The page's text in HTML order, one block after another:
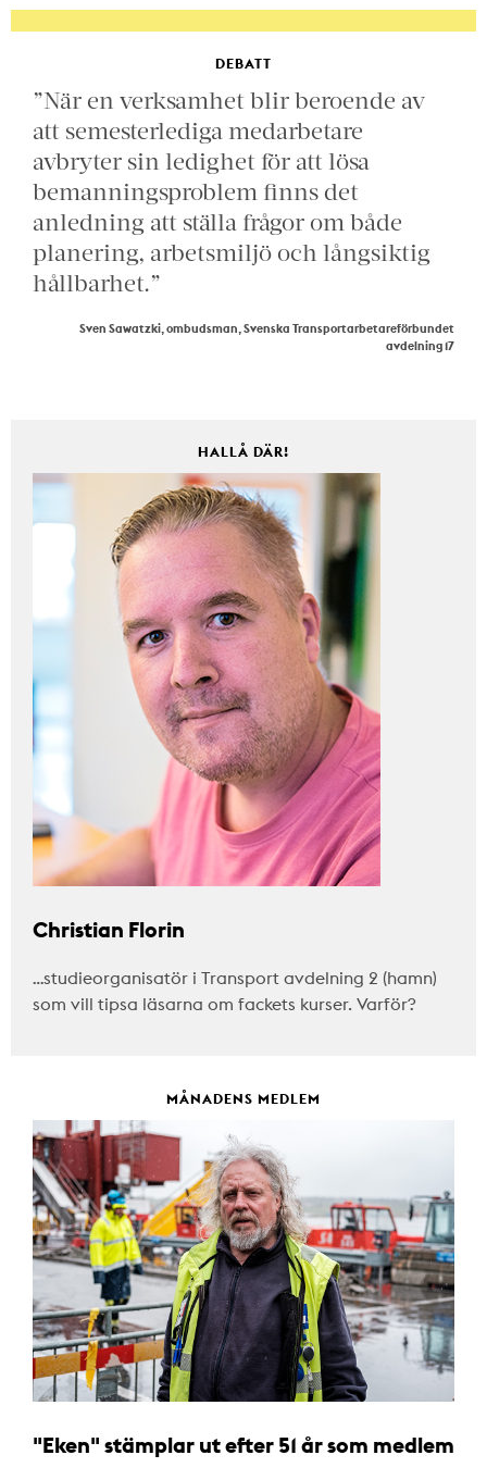
DEBATT
”När en verksamhet blir beroende av
att semesterlediga medarbetare
avbryter sin ledighet för att lösa
bemanningsproblem finns det
anledning att ställa frågor om både
planering, arbetsmiljö och långsiktig
hållbarhet.”
Sven Sawatzki, ombudsman, Svenska Transportarbetareförbundet
avdelning 17
HALLÅ DÄR!
Christian Florin
…studieorganisatör i Transport avdelning 2 (hamn)
som vill tipsa läsarna om fackets kurser. Varför?
MÅNADENS MEDLEM
"Eken" stämplar ut efter 51 år som medlem